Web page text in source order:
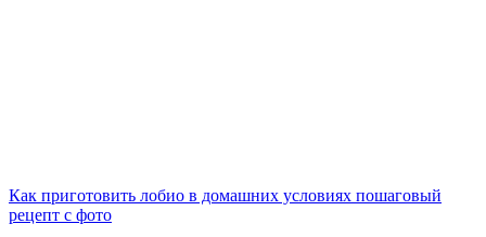
Как приготовить лобио в домашних условиях пошаговый
рецепт с фото